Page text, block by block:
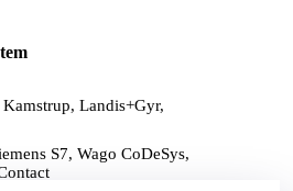
Landis+Gyr,
S7, Wago CoDeSys,